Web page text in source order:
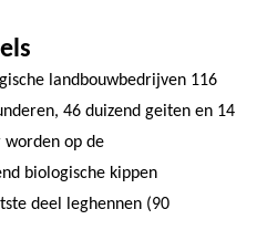
landbouwbedrijven 116
46 duizend geiten en 14
worden op de
biologische kippen
deel leghennen (90